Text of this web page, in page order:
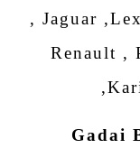
, Jaguar
Renault ,
Gadai